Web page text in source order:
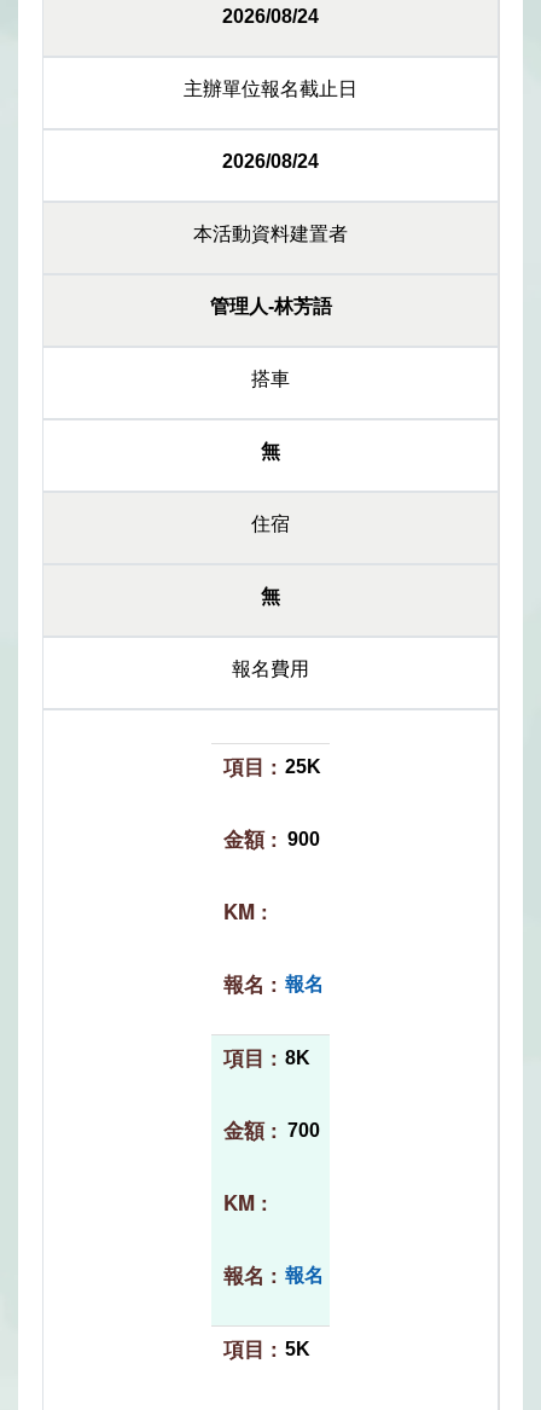
2026/08/24
主辦單位報名截止日
2026/08/24
本活動資料建置者
管理人-林芳語
搭車
無
住宿
無
報名費用
25K
900
報名
8K
700
報名
5K